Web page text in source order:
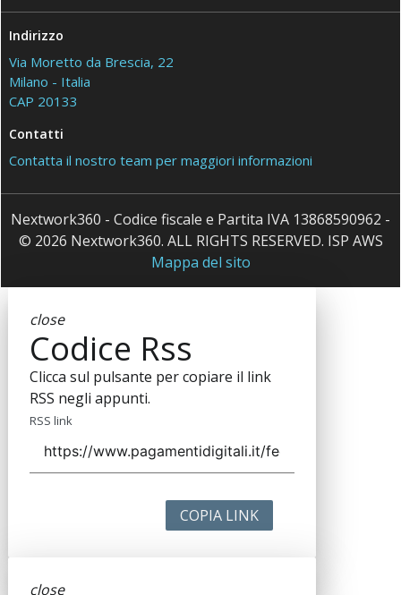
Indirizzo
Via Moretto da Brescia, 22
Milano - Italia
CAP 20133
Contatti
Contatta il nostro team per maggiori informazioni
Nextwork360 - Codice fiscale e Partita IVA 13868590962 -
© 2026 Nextwork360. ALL RIGHTS RESERVED. ISP AWS
Mappa del sito
close
Codice Rss
Clicca sul pulsante per copiare il link
RSS negli appunti.
RSS link
COPIA LINK
close